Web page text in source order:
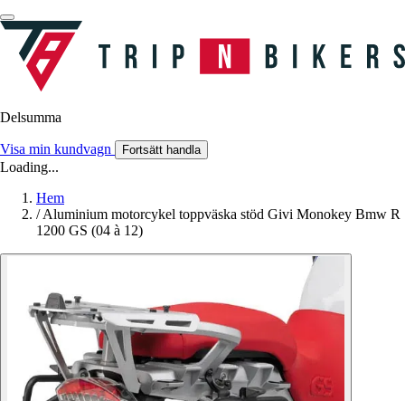
Delsumma
Visa min kundvagn Fortsätt handla
Loading...
Hem
/Aluminium motorcykel toppväska stöd Givi Monokey Bmw R
1200 GS (04 à 12)